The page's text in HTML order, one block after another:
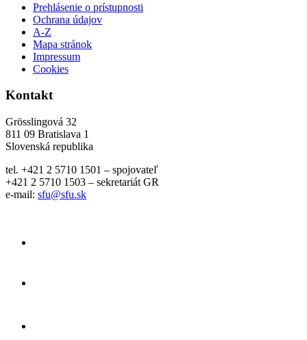
Prehlásenie o prístupnosti
Ochrana údajov
A-Z
Mapa stránok
Impressum
Cookies
Kontakt
Grösslingová 32
811 09 Bratislava 1
Slovenská republika
tel. +421 2 5710 1501 – spojovateľ
+421 2 5710 1503 – sekretariát GR
e-mail: sfu@sfu.sk